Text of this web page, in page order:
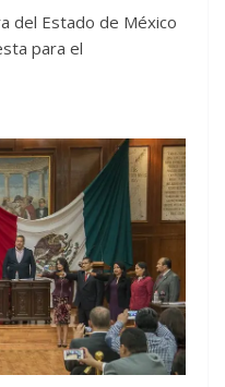
del Estado de México
para el